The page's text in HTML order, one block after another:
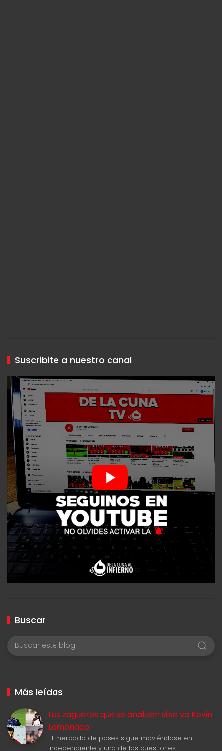
Suscribite a nuestro canal
Buscar
Más leídas
Los zagueros que se analizan si se va Kevin
Lomónaco
El mercado de pases sigue moviéndose en
Independiente y una de las cuestiones…